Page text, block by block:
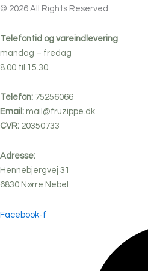
© 2026 All Rights Reserved.
Telefontid og vareindlevering
mandag – fredag
8.00 til 15.30
Telefon: 75256066
Email: mail@fruzippe.dk
CVR: 20350733
Adresse:
Hennebjergvej 31
6830 Nørre Nebel
Facebook-f